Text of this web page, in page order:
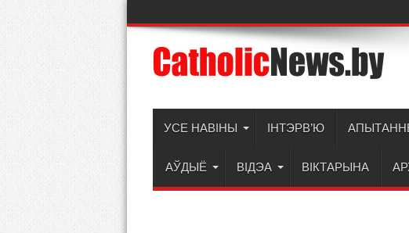
УСЕ НАВІНЫ ІНТЭРВ’Ю
АЎДЫЁ ВІДЭА ВІКТАРЫНА